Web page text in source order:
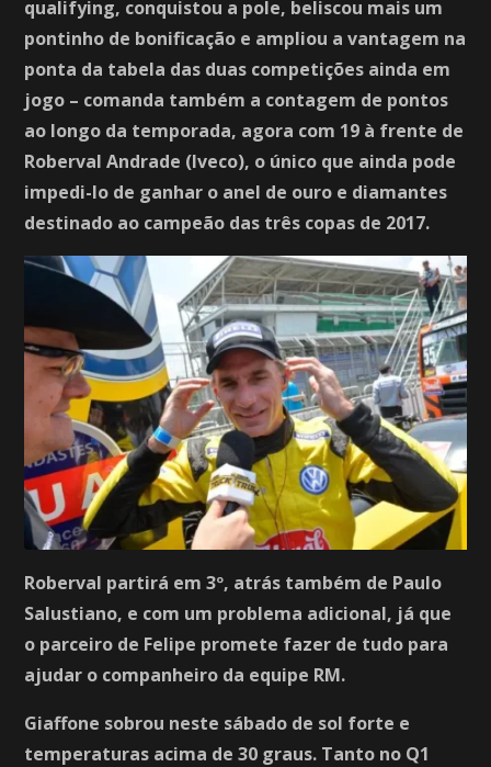
qualifying, conquistou a pole, beliscou mais um
pontinho de bonificação e ampliou a vantagem na
ponta da tabela das duas competições ainda em
jogo – comanda também a contagem de pontos
ao longo da temporada, agora com 19 à frente de
Roberval Andrade (Iveco), o único que ainda pode
impedi-lo de ganhar o anel de ouro e diamantes
destinado ao campeão das três copas de 2017.
Roberval partirá em 3º, atrás também de Paulo
Salustiano, e com um problema adicional, já que
o parceiro de Felipe promete fazer de tudo para
ajudar o companheiro da equipe RM.
Giaffone sobrou neste sábado de sol forte e
temperaturas acima de 30 graus. Tanto no Q1